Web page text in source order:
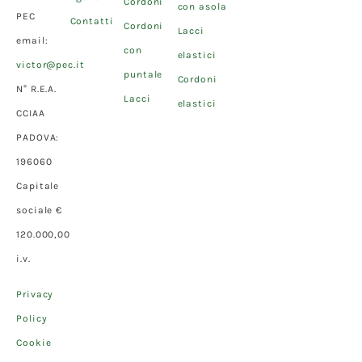
PEC
email:
victor@pec.it
N° R.E.A.
CCIAA
PADOVA:
196060
Capitale
sociale €
120.000,00
i.v.
Privacy
Policy
Cookie
Contatti Cordoni
con
puntale
Lacci
con asola
Lacci
elastici
Cordoni
elastici